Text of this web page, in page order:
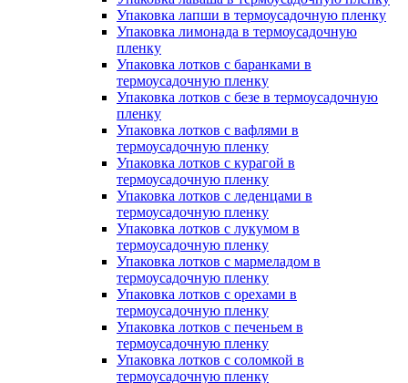
Упаковка лапши в термоусадочную пленку
Упаковка лимонада в термоусадочную
пленку
Упаковка лотков с баранками в
термоусадочную пленку
Упаковка лотков с безе в термоусадочную
пленку
Упаковка лотков с вафлями в
термоусадочную пленку
Упаковка лотков с курагой в
термоусадочную пленку
Упаковка лотков с леденцами в
термоусадочную пленку
Упаковка лотков с лукумом в
термоусадочную пленку
Упаковка лотков с мармеладом в
термоусадочную пленку
Упаковка лотков с орехами в
термоусадочную пленку
Упаковка лотков с печеньем в
термоусадочную пленку
Упаковка лотков с соломкой в
термоусадочную пленку